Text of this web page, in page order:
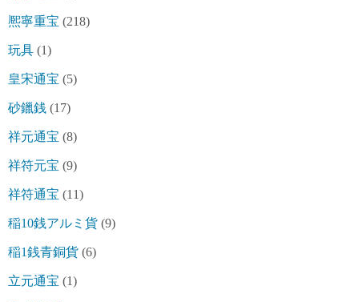
熈寧重宝 (218)
玩具 (1)
皇宋通宝 (5)
砂鑞銭 (17)
祥元通宝 (8)
祥符元宝 (9)
祥符通宝 (11)
稲10銭アルミ貨 (9)
稲1銭青銅貨 (6)
立元通宝 (1)